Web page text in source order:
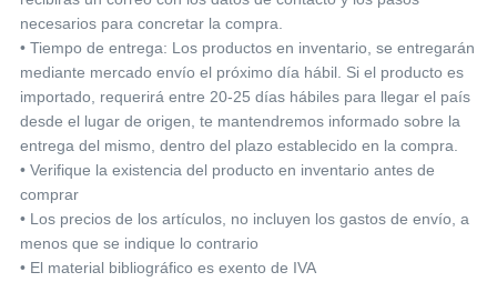
necesarios para concretar la compra.
• Tiempo de entrega: Los productos en inventario, se entregarán
mediante mercado envío el próximo día hábil. Si el producto es
importado, requerirá entre 20-25 días hábiles para llegar el país
desde el lugar de origen, te mantendremos informado sobre la
entrega del mismo, dentro del plazo establecido en la compra.
• Verifique la existencia del producto en inventario antes de
comprar
• Los precios de los artículos, no incluyen los gastos de envío, a
menos que se indique lo contrario
• El material bibliográfico es exento de IVA